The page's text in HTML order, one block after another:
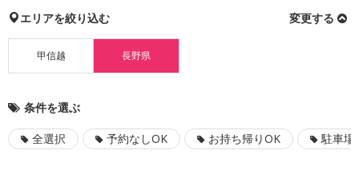
エリアを絞り込む 変更する
甲信越 長野県
条件を選ぶ
全選択 予約なしOK お持ち帰りOK 駐車場